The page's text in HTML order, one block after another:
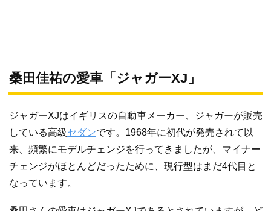
桑田佳祐の愛車「ジャガーXJ」
ジャガーXJはイギリスの自動車メーカー、ジャガーが販売
している高級セダンです。1968年に初代が発売されて以
来、頻繁にモデルチェンジを行ってきましたが、マイナー
チェンジがほとんどだったために、現行型はまだ4代目と
なっています。